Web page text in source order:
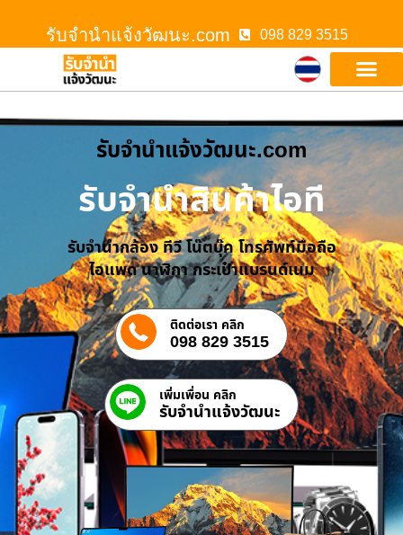
รับจํานําแจ้งวัฒนะ.com 098 829 3515
รับจํานําแจ้งวัฒนะ.com
รับจำนำสินค้าไอที
รับจำนำกล้อง ทีวี โน๊ตบุ๊ค โทรศัพท์มือถือ
ไอแพด นาฬิกา กระเป๋าแบรนด์เนม
ติดต่อเรา คลิก
098 829 3515
เพิ่มเพื่อน คลิก
รับจํานําแจ้งวัฒนะ